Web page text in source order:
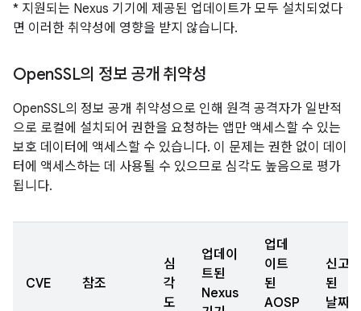
* 지원되는 Nexus 기기에 제공된 업데이트가 모두 설치되었다
면 이러한 취약성에 영향을 받지 않습니다.
OpenSSL의 정보 공개 취약성
OpenSSL의 정보 공개 취약성으로 인해 원격 공격자가 일반적
으로 로컬에 설치되어 권한을 요청하는 앱만 액세스할 수 있는
보호 데이터에 액세스할 수 있습니다. 이 문제는 권한 없이 데이
터에 액세스하는 데 사용될 수 있으므로 심각도 높음으로 평가
됩니다.
CVE 참조
심
각
도
업데이
트된
Nexus
업데
이트
된
AOSP
신고
된
날짜